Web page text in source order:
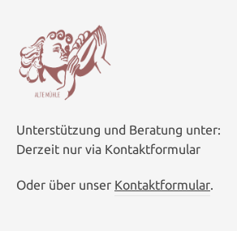
Unterstützung und Beratung unter:
Derzeit nur via Kontaktformular
Oder über unser Kontaktformular